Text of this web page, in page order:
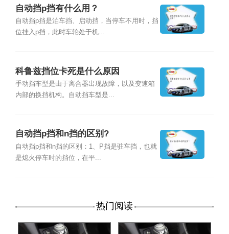
自动挡p挡有什么用？
自动挡p挡是泊车挡、启动挡，当停车不用时，挡
位挂入p挡，此时车轮处于机...
科鲁兹挡位卡死是什么原因
手动挡车型是由于离合器出现故障，以及变速箱
内部的换挡机构。自动挡车型是...
自动挡p挡和n挡的区别?
自动挡p挡和n挡的区别：1、P挡是驻车挡，也就
是熄火停车时的挡位，在平...
热门阅读